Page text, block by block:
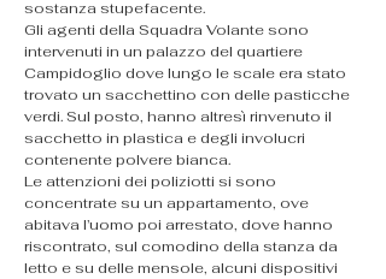
sostanza stupefacente.
Gli agenti della Squadra Volante sono
intervenuti in un palazzo del quartiere
Campidoglio dove lungo le scale era stato
trovato un sacchettino con delle pasticche
verdi. Sul posto, hanno altresì rinvenuto il
sacchetto in plastica e degli involucri
contenente polvere bianca.
Le attenzioni dei poliziotti si sono
concentrate su un appartamento, ove
abitava l’uomo poi arrestato, dove hanno
riscontrato, sul comodino della stanza da
letto e su delle mensole, alcuni dispositivi